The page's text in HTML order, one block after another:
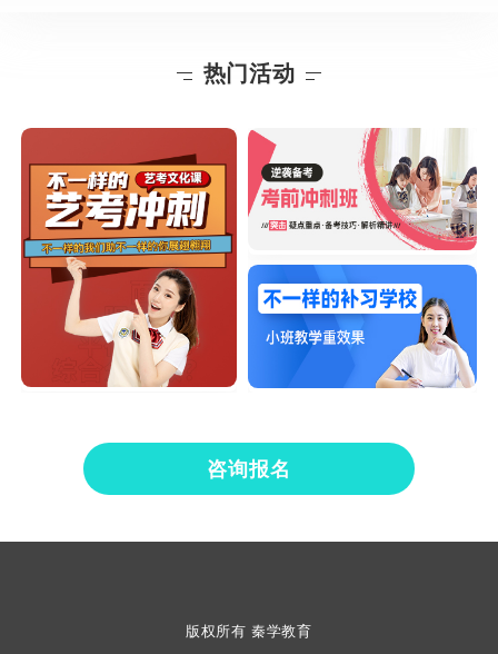
热门活动
咨询报名
版权所有 秦学教育